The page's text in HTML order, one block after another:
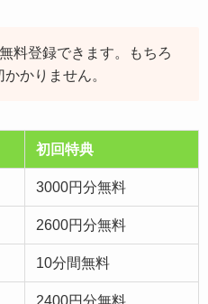
料登録できます。もちろ
かりません。
初回特典
3000円分無料
2600円分無料
10分間無料
2400円分無料